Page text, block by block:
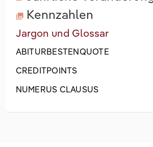
Kennzahlen
Jargon und Glossar
ABITURBESTENQUOTE
CREDITPOINTS
NUMERUS CLAUSUS